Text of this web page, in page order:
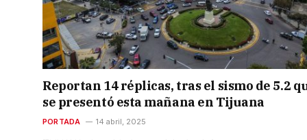
Reportan 14 réplicas, tras el sismo de 5.2
se presentó esta mañana en Tijuana
PORTADA 14 abril, 2025